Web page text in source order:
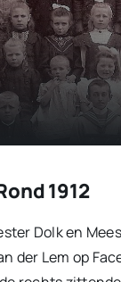
1912
Dolk en
der Lem op